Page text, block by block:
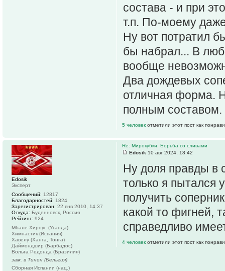
состава - и при
т.п. По-моему
Ну вот потратил
бы набрал... В
вообще
Два дождевых
отличная форма.
полным составом.
5 человек отметили этот пост как
Re: Мирокубки. Борьба со сливами
Edosik 10 авг 2024, 18:42
Ну доля правды в
только я пытался
получить
какой то фигней,
справедливо
4 человек отметили этот пост как
Edosik
Эксперт
Сообщений: 12817
Благодарностей: 1824
Зарегистрирован: 22 янв 2010, 14:37
Откуда: Буденновск, Россия
Рейтинг: 924
Мбале Хироус (Уганда)
Химнастик (Испания)
Хавелу (Ханга, Тонга)
Даймондшир (Барбадос)
Вольта Редонда (Бразилия)
зам. в Тинен (Бельгия)
Сборная Испании (нац.)